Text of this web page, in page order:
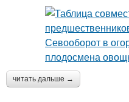
читать дальше →